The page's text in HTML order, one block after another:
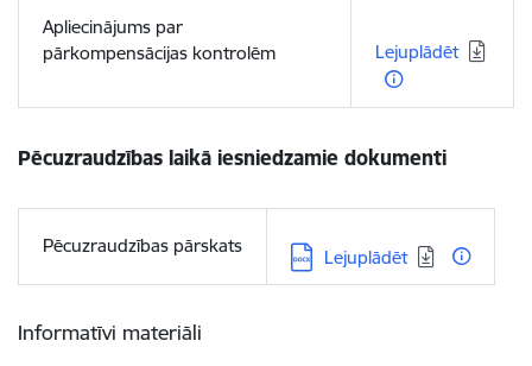
Apliecinājums par
pārkompensācijas kontrolēm
Lejuplādēt
Pēcuzraudzības laikā iesniedzamie dokumenti
Pēcuzraudzības pārskats Lejupielādēt:
Lejuplādēt
Informatīvi materiāli